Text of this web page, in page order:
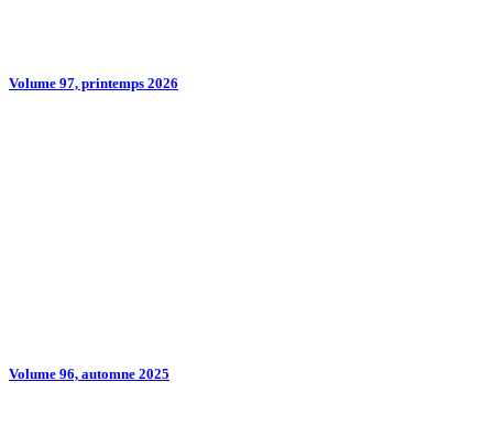
Volume 97, printemps 2026
Volume 96, automne 2025